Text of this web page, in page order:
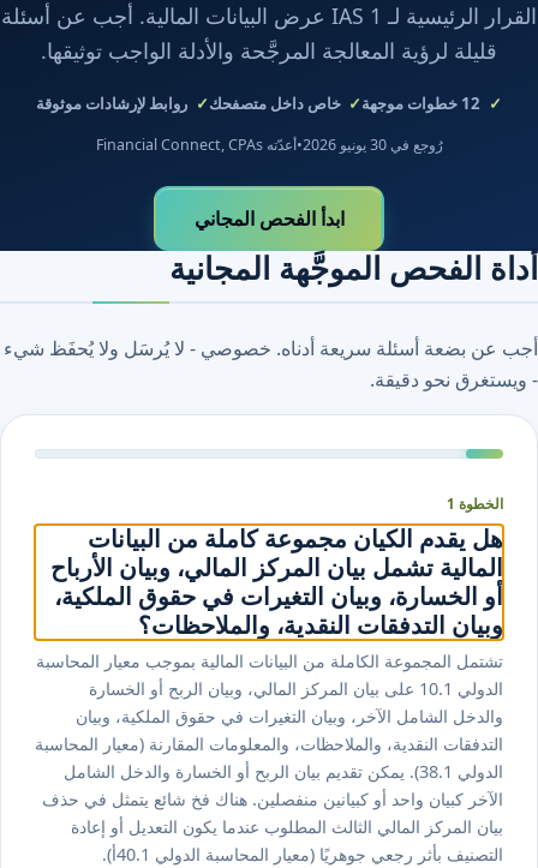
القرار الرئيسية لـ IAS 1 عرض البيانات المالية. أجب عن أسئلة
قليلة لرؤية المعالجة المرجَّحة والأدلة الواجب توثيقها.
12 خطوات موجهة خاص داخل متصفحك روابط لإرشادات موثوقة
رُوجع في 30 يونيو 2026 •أعدّته Financial Connect, CPAs
ابدأ الفحص المجاني
أداة الفحص الموجَّهة المجانية
أجب عن بضعة أسئلة سريعة أدناه. خصوصي - لا يُرسَل ولا يُحفَظ شيء
- ويستغرق نحو دقيقة.
الخطوة 1
هل يقدم الكيان مجموعة كاملة من البيانات
المالية تشمل بيان المركز المالي، وبيان الأرباح
أو الخسارة، وبيان التغيرات في حقوق الملكية،
وبيان التدفقات النقدية، والملاحظات؟
تشتمل المجموعة الكاملة من البيانات المالية بموجب معيار المحاسبة
الدولي ⁦1⁩.⁦10⁩ على بيان المركز المالي، وبيان الربح أو الخسارة
والدخل الشامل الآخر، وبيان التغيرات في حقوق الملكية، وبيان
التدفقات النقدية، والملاحظات، والمعلومات المقارنة (معيار المحاسبة
الدولي ⁦1⁩.⁦38⁩). يمكن تقديم بيان الربح أو الخسارة والدخل الشامل
الآخر كبيان واحد أو كبيانين منفصلين. هناك فخ شائع يتمثل في حذف
بيان المركز المالي الثالث المطلوب عندما يكون التعديل أو إعادة
التصنيف بأثر رجعي جوهريًا (معيار المحاسبة الدولي ⁦1⁩.⁦40⁩أ).